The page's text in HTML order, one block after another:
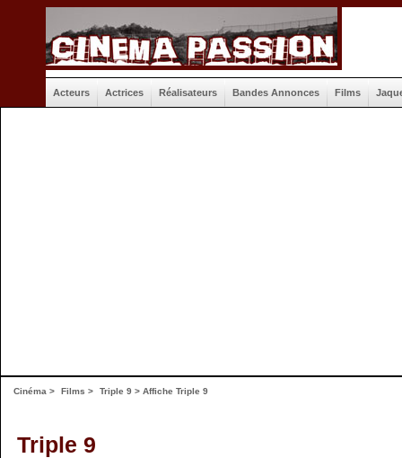
Acteurs Actrices Réalisateurs Bandes Annonces Films
Cinéma > Films > Triple 9 > Affiche Triple 9
Triple 9